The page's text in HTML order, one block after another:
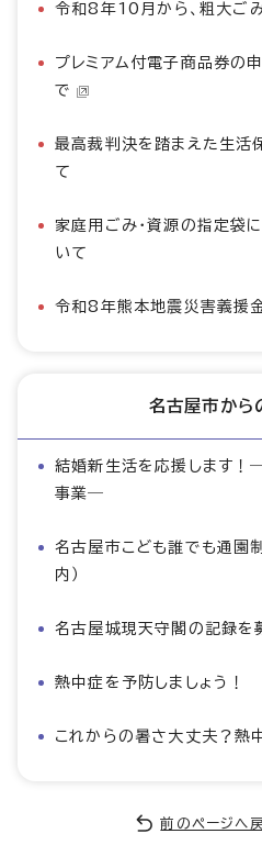
令和8年10月から、粗大ご
プレミアム付電子商品券の
で
最高裁判決を踏まえた生活
て
家庭用ごみ・資源の指定袋
いて
令和8年熊本地震災害義援
名古屋市から
結婚新生活を応援します
事業―
名古屋市こども誰でも通園
内）
名古屋城現天守閣の記録を
熱中症を予防しましょう！
これからの暑さ大丈夫？熱
前のページへ